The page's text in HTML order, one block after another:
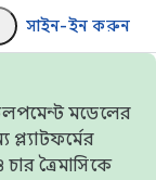
সাইন-ইন করুন
মডেলের
ত্রৈমাসিকে